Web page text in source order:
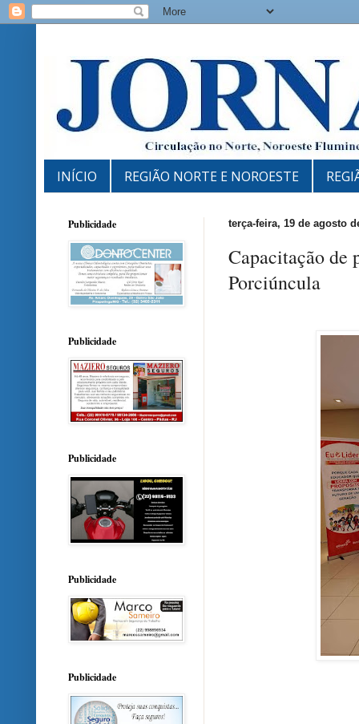
INÍCIO REGIÃO NORTE E NOROESTE
terça-feira, 19 de agosto
Capacitação de
Porciúncula
Publicidade
Publicidade
Publicidade
Publicidade
Publicidade